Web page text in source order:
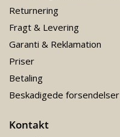
Returnering
Fragt & Levering
Garanti & Reklamation
Priser
Betaling
Beskadigede forsendelser
Kontakt